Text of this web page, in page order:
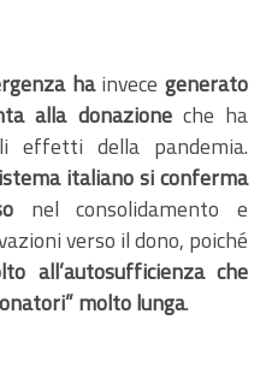
hainvecegenerato
alla donazioneche ha
effetti della pandemia.
italiano si conferma
nel consolidamento e
verso il dono, poiché
all’autosufficienza che
molto lunga.